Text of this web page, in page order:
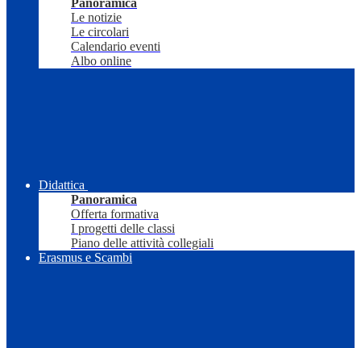
Panoramica
Le notizie
Le circolari
Calendario eventi
Albo online
Didattica
Panoramica
Offerta formativa
I progetti delle classi
Piano delle attività collegiali
Erasmus e Scambi